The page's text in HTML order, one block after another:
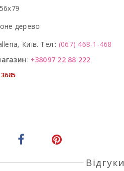
дерево
Київ. Тел.: (067) 468-1-468
: +38097 22 88 222
Відгуки